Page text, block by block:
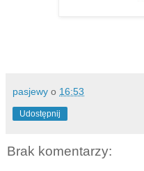
pasjewy o 16:53
Udostępnij
Brak komentarzy: